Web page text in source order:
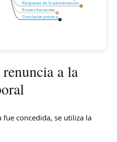
Respuesta de la administración
Errores frecuentes
Conclusión práctica
a la
concedida, se utiliza la